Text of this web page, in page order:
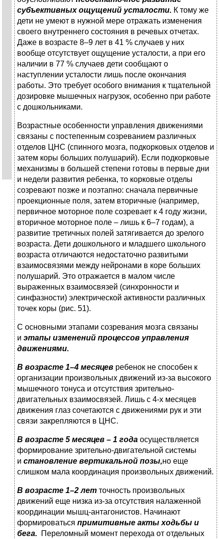
субъективных ощущений усталости. К тому же
дети не умеют в нужной мере отражать изменения
своего внутреннего состояния в речевых отчетах.
Даже в возрасте 8–9 лет в 41 % случаев у них
вообще отсутствует ощущение усталости, а при его
наличии в 77 % случаев дети сообщают о
наступлении усталости лишь после окончания
работы. Это требует особого внимания к тщательной
дозировке мышечных нагрузок, особенно при работе
с дошкольниками.
Возрастные особенности управления движениями
связаны с постепенным созреванием различных
отделов ЦНС (спинного мозга, подкорковых отделов и
затем коры больших полушарий). Если подкорковые
механизмы в большей степени готовы в первые дни
и недели развития ребенка, то корковые отделы
созревают позже и поэтапно: сначала первичные
проекционные поля, затем вторичные (например,
первичное моторное поле созревает к 4 году жизни,
вторичное моторное поле – лишь к 6–7 годам), а
развитие третичных полей затягивается до зрелого
возраста. Дети дошкольного и младшего школьного
возраста отличаются недостаточно развитыми
взаимосвязями между нейронами в коре больших
полушарий. Это отражается в малом числе
выраженных взаимосвязей (синхронности и
синфазности) электрической активности различных
точек коры (рис. 51).
С основными этапами созревания мозга связаны
и этапы изменений процессов управления
движениями.
В возрасте 1–4 месяцев ребенок не способен к
организации произвольных движений из-за высокого
мышечного тонуса и отсутствия зрительно-
двигательных взаимосвязей. Лишь с 4-х месяцев
движения глаз сочетаются с движениями рук и эти
связи закрепляются в ЦНС.
В возрасте 5 месяцев – 1 года осуществляется
формирование зрительно-двигательной системы
и становление вертикальной позы,но еще
слишком мала координация произвольных движений.
В возрасте 1–2 лет точность произвольных
движений еще низка из-за отсутствия налаженной
координации мышц-антагонистов. Начинают
формироваться примитивные акты ходьбы и
бега. Переломный момент перехода от отдельных